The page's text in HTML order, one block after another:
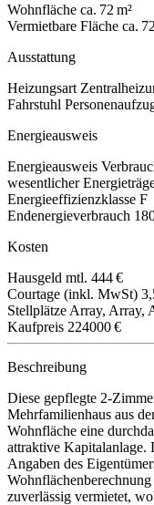
Wohnfläche ca. 72 m²
Vermietbare Fläche ca.
Ausstattung
Heizungsart
Fahrstuhl
Energieausweis
Energieausweis
wesentlicher
Energieeffizienzklasse F
Endenergieverbrauch
Kosten
Hausgeld mtl. 444 €
Courtage (inkl. MwSt)
Stellplätze Array, Array,
Kaufpreis 224000 €
Beschreibung
Diese gepflegte 2-
Mehrfamilienhaus aus
Wohnfläche eine
attraktive Kapitalanlage.
Angaben des
zuverlässig vermietet,